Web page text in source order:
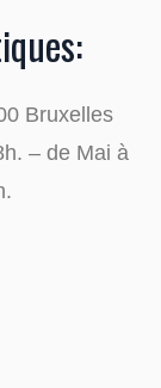
Bruxelles
– de Mai à